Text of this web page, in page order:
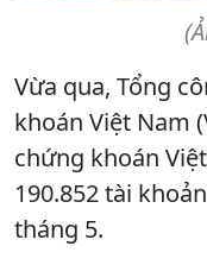
Vừa qua, Tổng
khoán Việt Nam
chứng khoán
190.852 tài
tháng 5.